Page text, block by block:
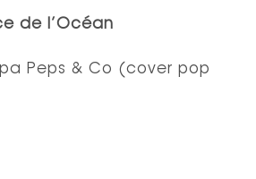
de l’Océan
Peps & Co (cover pop